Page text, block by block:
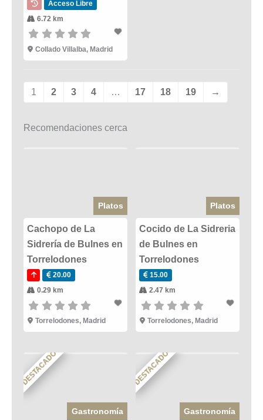
Acceso Libre
6.72 km
Collado Villalba, Madrid
1 2 3 4 … 17 18 19 →
Recomendaciones cerca
Platos
Cachopo de La
Sidrería de Bulnes en
Torrelodones
20.00
0.29 km
Torrelodones, Madrid
Platos
Cocido de La Sidreria
de Bulnes en
Torrelodones
15.00
2.47 km
Torrelodones, Madrid
DESTACADO
Gastronomía
DESTACADO
Gastronomía